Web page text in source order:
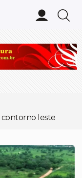
contorno leste